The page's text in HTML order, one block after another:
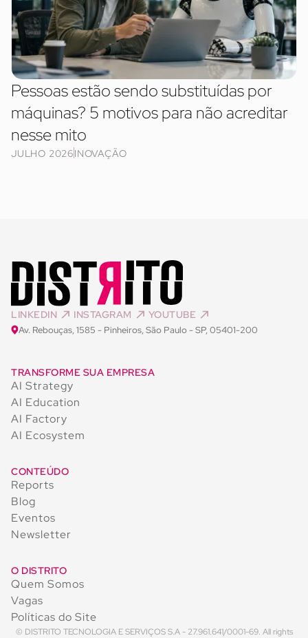
Pessoas estão sendo substituídas por
máquinas? 5 motivos para não acreditar
nesse mito
JULHO 2026INOVAÇÃO
LINKEDIN INSTAGRAM YOUTUBE
Av. Rebouças, 1585 - Pinheiros, São Paulo - SP, 05401-200
TRANSFORME SUA EMPRESA
AI Strategy
AI Education
AI Factory
AI Ecosystem
CONTEÚDO
Reports
Blog
Eventos
Newsletter
O DISTRITO
Quem Somos
Vagas
Políticas do Site
© DISTRITO TECNOLOGIA E SERVIÇOS S.A - 27.961.641/0001-69. All rights